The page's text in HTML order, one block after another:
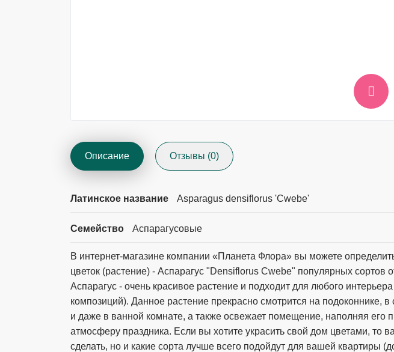
Описание Отзывы (0)
Латинское название Asparagus densiflorus 'Cwebe'
Семейство Аспарагусовые
В интернет-магазине компании «Планета Флора» вы можете
цветок (растение) - Аспарагус "Densiflorus Cwebe" популярных сортов
Аспарагус - очень красивое растение и подходит для любого
композиций). Данное растение прекрасно смотрится на подоконнике,
и даже в ванной комнате, а также освежает помещение, наполняя его
атмосферу праздника. Если вы хотите украсить свой дом цветами, то
сделать, но и какие сорта лучше всего подойдут для вашей квартиры